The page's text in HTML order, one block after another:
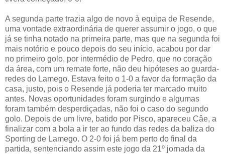
A segunda parte trazia algo de novo à equipa de Resende,
uma vontade extraordinária de querer assumir o jogo, o que
já se tinha notado na primeira parte, mas que na segunda foi
mais notório e pouco depois do seu início, acabou por dar
no primeiro golo, por intermédio de Pedro, que no coração
da área, com um remate forte, não deu hipóteses ao guarda-
redes do Lamego. Estava feito o 1-0 a favor da formação da
casa, justo, pois o Resende já poderia ter marcado muito
antes. Novas oportunidades foram surgindo e algumas
foram também desperdiçadas, não foi o caso do segundo
golo. Depois de um livre, batido por Pisco, apareceu Câe, a
finalizar com a bola a ir ter ao fundo das redes da baliza do
Sporting de Lamego. O 2-0 foi já bem perto do final da
partida, sentenciando assim este jogo da 21º jornada da